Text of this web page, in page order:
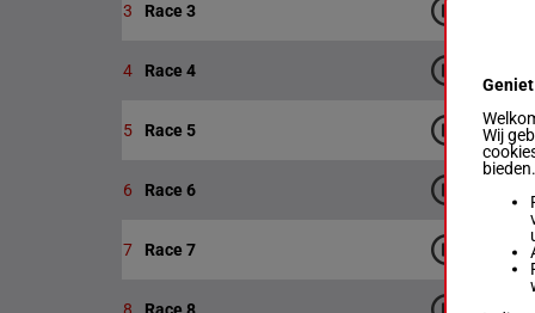
3 Race 3
4 Race 4
5 Race 5 6
6 Race 6
7 Race 7
Wij